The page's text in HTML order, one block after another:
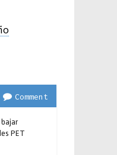
Comment
bajar
PET